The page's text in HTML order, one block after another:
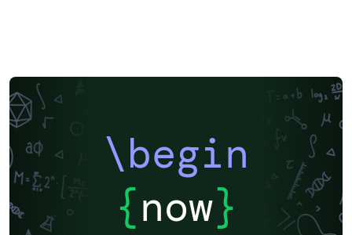
\begin
{now}